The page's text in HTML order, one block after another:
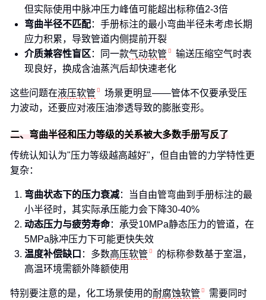
但实际使用中脉冲压力峰值可能超出标称值2-3倍
弯曲半径不匹配：手册标注的最小弯曲半径未考虑长期
应力积累，导致管道内侧提前开裂
介质兼容性盲区 ：同一款气动软管
输送压缩空气时表
现良好，换成含油蒸汽后却快速老化
这些问题在液压软管
场景更明显——管体不仅要承受压
力波动，还要应对液压油渗透导致的膨胀变形。
二、弯曲半径和压力等级的关系被大多数手册写反了
传统认知认为"压力等级越高越好"，但自由管的力学特性更
复杂：
弯曲状态下的压力衰减：当自由管弯曲到手册标注的最
小半径时，其实际承压能力会下降30-40%
动态压力与疲劳寿命：承受10MPa静态压力的管道，在
5MPa脉冲压力下可能更快失效
温度补偿缺口 ：多数高压软管
的标称参数基于室温，
高温环境需额外降额使用
特别要注意的是，化工场景使用的耐腐蚀软管
需要同时